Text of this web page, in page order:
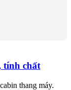
tính chất
thang máy.